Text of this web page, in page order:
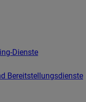
Dienste
Bereitstellungsdienste